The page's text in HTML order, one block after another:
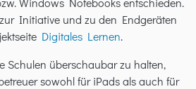
Initiative und zu den Endgeräten
Digitales Lernen.
Schulen überschaubar zu halten,
sowohl für iPads als auch für